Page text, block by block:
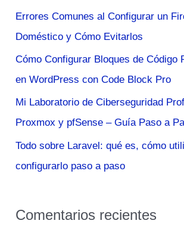
p
o
r
:
Errores Comunes al Configurar un
Doméstico y Cómo Evitarlos
Cómo Configurar Bloques de Código
en WordPress con Code Block Pro
Mi Laboratorio de Ciberseguridad
Proxmox y pfSense – Guía Paso a
Todo sobre Laravel: qué es, cómo
configurarlo paso a paso
Comentarios recientes